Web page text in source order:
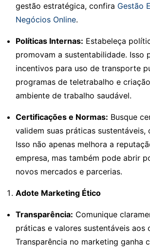
gestão estratégica, confira Gestão
Negócios Online.
Políticas Internas: Estabeleça
promovam a sustentabilidade. Isso
incentivos para uso de transporte
programas de teletrabalho e
ambiente de trabalho saudável.
Certificações e Normas: Busque
validem suas práticas sustentáveis,
Isso não apenas melhora a
empresa, mas também pode abrir
novos mercados e parcerias.
Adote Marketing Ético
Transparência: Comunique
práticas e valores sustentáveis aos
Transparência no marketing ganha